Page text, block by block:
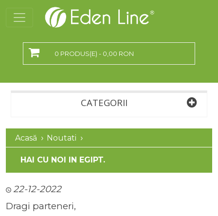
0 PRODUS(E) - 0,00 RON
CATEGORII
Acasă Noutati
HAI CU NOI IN EGIPT.
22-12-2022
Dragi parteneri,